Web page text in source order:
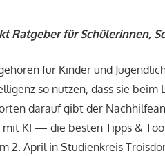
Ratgeber für Schülerinnen,
für Kinder und
so nutzen, dass sie
darauf gibt der
KI — die besten Tipps &
2. April in Studienkreis